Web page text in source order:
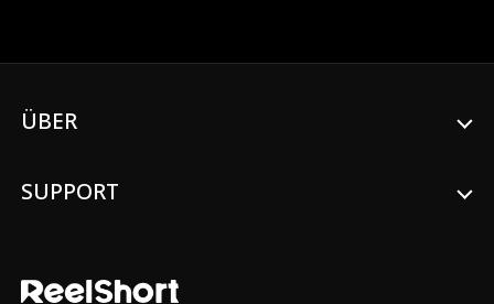
ÜBER
SUPPORT